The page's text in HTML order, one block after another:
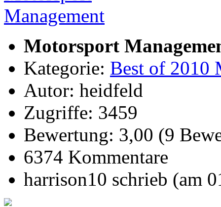
Motorsport
Kategorie: Best of 2010
Autor: heidfeld
Zugriffe: 3459
Bewertung: 3,00 (9
6374 Kommentare
harrison10 schrieb (am